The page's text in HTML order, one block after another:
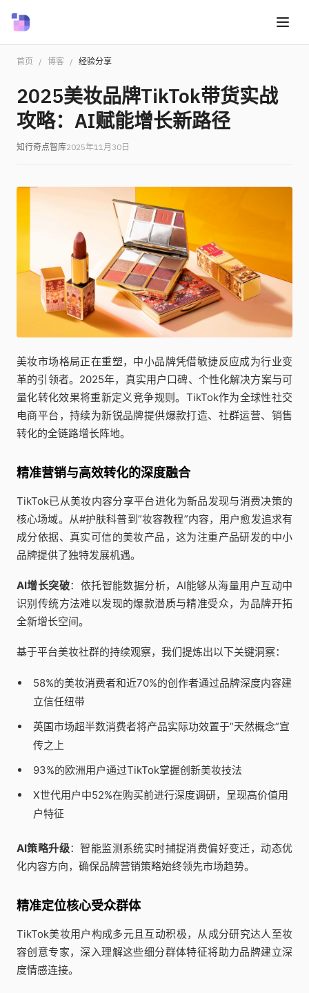
首页 / 博客 / 经验分享
2025美妆品牌TikTok带货实战
攻略：AI赋能增长新路径
知行奇点智库2025年11月30日
美妆市场格局正在重塑，中小品牌凭借敏捷反应成为行业变
革的引领者。2025年，真实用户口碑、个性化解决方案与可
量化转化效果将重新定义竞争规则。TikTok作为全球性社交
电商平台，持续为新锐品牌提供爆款打造、社群运营、销售
转化的全链路增长阵地。
精准营销与高效转化的深度融合
TikTok已从美妆内容分享平台进化为新品发现与消费决策的
核心场域。从#护肤科普到”妆容教程”内容，用户愈发追求有
成分依据、真实可信的美妆产品，这为注重产品研发的中小
品牌提供了独特发展机遇。
AI增长突破：依托智能数据分析，AI能够从海量用户互动中
识别传统方法难以发现的爆款潜质与精准受众，为品牌开拓
全新增长空间。
基于平台美妆社群的持续观察，我们提炼出以下关键洞察：
58%的美妆消费者和近70%的创作者通过品牌深度内容建
立信任纽带
英国市场超半数消费者将产品实际功效置于”天然概念”宣
传之上
93%的欧洲用户通过TikTok掌握创新美妆技法
X世代用户中52%在购买前进行深度调研，呈现高价值用
户特征
AI策略升级：智能监测系统实时捕捉消费偏好变迁，动态优
化内容方向，确保品牌营销策略始终领先市场趋势。
精准定位核心受众群体
TikTok美妆用户构成多元且互动积极，从成分研究达人至妆
容创意专家，深入理解这些细分群体特征将助力品牌建立深
度情感连接。